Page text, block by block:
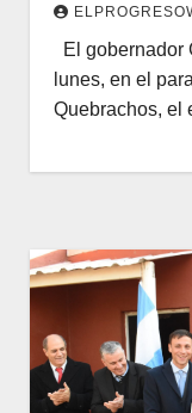
El gobernador
lunes, en el
Quebrachos, el